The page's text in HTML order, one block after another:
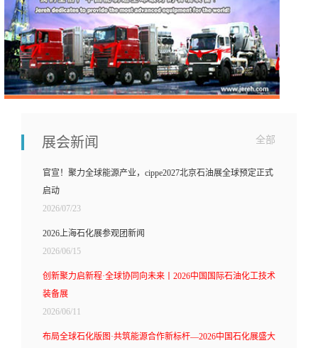
展会新闻 全部
官宣！聚力全球能源产业，cippe2027北京石油展全球预定正式
启动
2026/07/23
2026上海石化展参观团新闻
2026/06/15
创新聚力启新程·全球协同向未来丨2026中国国际石油化工技术
装备展
2026/06/11
布局全球石化版图·共筑能源合作新标杆—2026中国石化展盛大